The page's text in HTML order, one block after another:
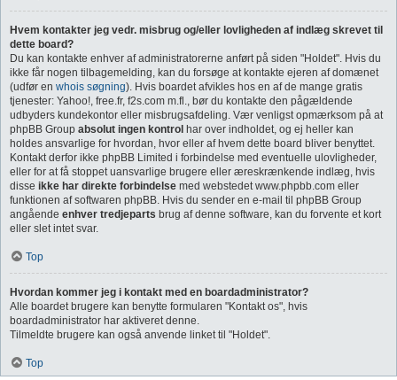
Hvem kontakter jeg vedr. misbrug og/eller lovligheden af indlæg skrevet til
dette board?
Du kan kontakte enhver af administratorerne anført på siden "Holdet". Hvis du
ikke får nogen tilbagemelding, kan du forsøge at kontakte ejeren af domænet
(udfør en whois søgning). Hvis boardet afvikles hos en af de mange gratis
tjenester: Yahoo!, free.fr, f2s.com m.fl., bør du kontakte den pågældende
udbyders kundekontor eller misbrugsafdeling. Vær venligst opmærksom på at
phpBB Group absolut ingen kontrol har over indholdet, og ej heller kan
holdes ansvarlige for hvordan, hvor eller af hvem dette board bliver benyttet.
Kontakt derfor ikke phpBB Limited i forbindelse med eventuelle ulovligheder,
eller for at få stoppet uansvarlige brugere eller æreskrænkende indlæg, hvis
disse ikke har direkte forbindelse med webstedet www.phpbb.com eller
funktionen af softwaren phpBB. Hvis du sender en e-mail til phpBB Group
angående enhver tredjeparts brug af denne software, kan du forvente et kort
eller slet intet svar.
Top
Hvordan kommer jeg i kontakt med en boardadministrator?
Alle boardet brugere kan benytte formularen "Kontakt os", hvis
boardadministrator har aktiveret denne.
Tilmeldte brugere kan også anvende linket til "Holdet".
Top